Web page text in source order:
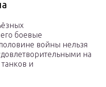
боевые
войны нельзя
на
и